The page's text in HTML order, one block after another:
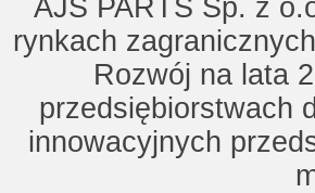
AJS PARTS Sp. z
rynkach
Rozwój na lata
przedsiębiorstwach
innowacyjnych